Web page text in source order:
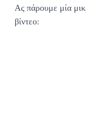
Ας πάρουμε μία
βίντεο: